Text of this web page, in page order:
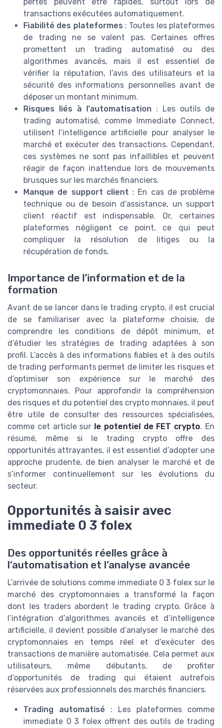
transactions exécutées automatiquement.
Fiabilité des plateformes : Toutes les plateformes
de trading ne se valent pas. Certaines offres
promettent un trading automatisé ou des
algorithmes avancés, mais il est essentiel de
vérifier la réputation, l’avis des utilisateurs et la
sécurité des informations personnelles avant de
déposer un montant minimum.
Risques liés à l’automatisation : Les outils de
trading automatisé, comme Immediate Connect,
utilisent l’intelligence artificielle pour analyser le
marché et exécuter des transactions. Cependant,
ces systèmes ne sont pas infaillibles et peuvent
réagir de façon inattendue lors de mouvements
brusques sur les marchés financiers.
Manque de support client : En cas de problème
technique ou de besoin d’assistance, un support
client réactif est indispensable. Or, certaines
plateformes négligent ce point, ce qui peut
compliquer la résolution de litiges ou la
récupération de fonds.
Importance de l’information et de la
formation
Avant de se lancer dans le trading crypto, il est crucial
de se familiariser avec la plateforme choisie, de
comprendre les conditions de dépôt minimum, et
d’étudier les stratégies de trading adaptées à son
profil. L’accès à des informations fiables et à des outils
de trading performants permet de limiter les risques et
d’optimiser son expérience sur le marché des
cryptomonnaies. Pour approfondir la compréhension
des risques et du potentiel des crypto monnaies, il peut
être utile de consulter des ressources spécialisées,
comme cet article sur le potentiel de FET crypto. En
résumé, même si le trading crypto offre des
opportunités attrayantes, il est essentiel d’adopter une
approche prudente, de bien analyser le marché et de
s’informer continuellement sur les évolutions du
secteur.
Opportunités à saisir avec
immediate 0 3 folex
Des opportunités réelles grâce à
l’automatisation et l’analyse avancée
L’arrivée de solutions comme immediate 0 3 folex sur le
marché des cryptomonnaies a transformé la façon
dont les traders abordent le trading crypto. Grâce à
l’intégration d’algorithmes avancés et d’intelligence
artificielle, il devient possible d’analyser le marché des
cryptomonnaies en temps réel et d’exécuter des
transactions de manière automatisée. Cela permet aux
utilisateurs, même débutants, de profiter
d’opportunités de trading qui étaient autrefois
réservées aux professionnels des marchés financiers.
Trading automatisé : Les plateformes comme
immediate 0 3 folex offrent des outils de trading